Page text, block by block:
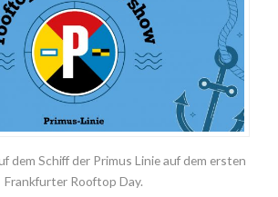
dem Schiff der Primus Linie auf dem ersten
Frankfurter Rooftop Day.